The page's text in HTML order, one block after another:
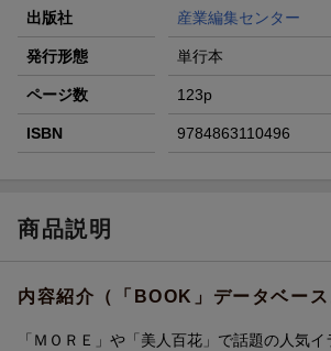
出版社 産業編集センター
発行形態 単行本
ページ数 123p
ISBN 9784863110496
商品説明
内容紹介（「BOOK」データベース
「ＭＯＲＥ」や「美人百花」で話題の人気